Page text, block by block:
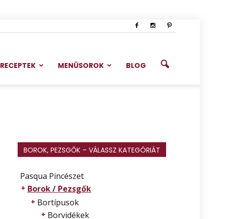
RECEPTEK MENÜSOROK BLOG
BOROK, PEZSGŐK – VÁLASSZ KATEGÓRIÁT
Pasqua Pincészet
Borok / Pezsgők
Bortípusok
Borvidékek